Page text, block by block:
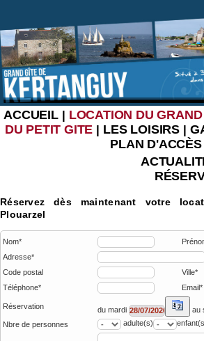
ACCUEIL| LOCATION DU
DU PETIT GITE | LES LOISIRS |
PLAN D'ACCÈS
Réservez dès maintenant votre
Plouarzel
Nom*
Adresse*
Code postal
Ville*
Téléphone*
Email*
Réservation du mardi
au
Nbre de personnes
adulte(s)